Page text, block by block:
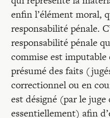
enfin l’élément moral,
responsabilité pénale.
responsabilité pénale
commise est imputable
présumé des faits
correctionnel ou en
est désigné (par le
essentiellement) afin